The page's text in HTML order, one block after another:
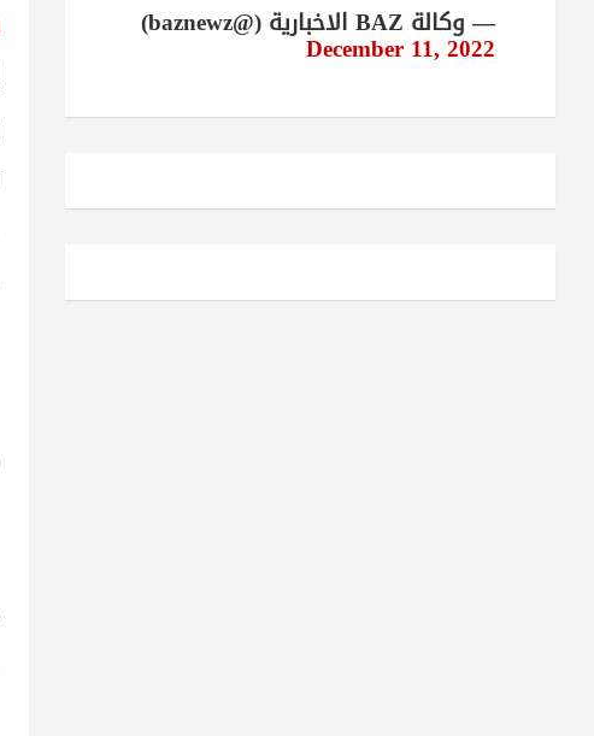
— وكالة BAZ الاخبارية (@baznewz)
December 11, 2022